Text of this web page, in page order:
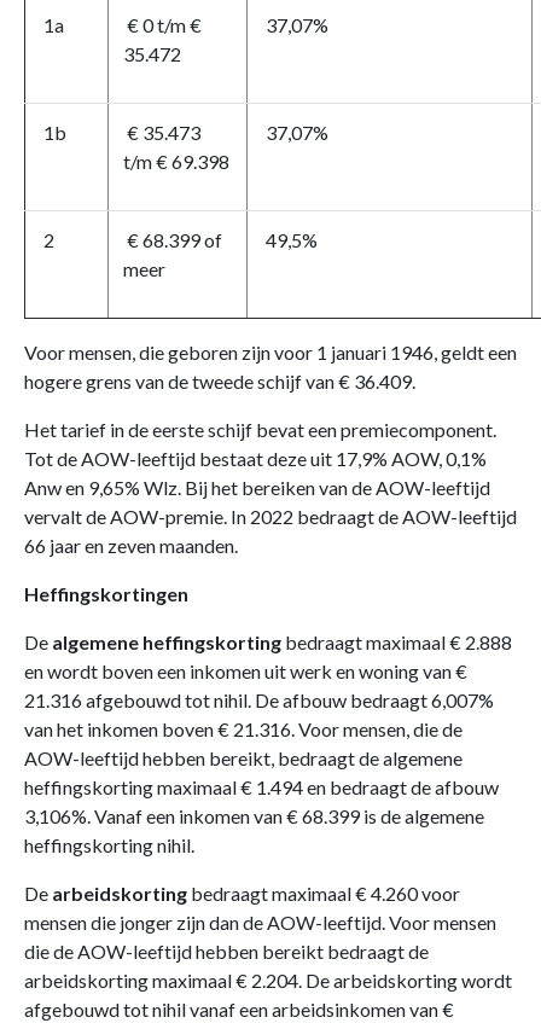
1a
€ 0 t/m €
35.472
37,07%
1b
€ 35.473
t/m € 69.398
37,07%
2
€ 68.399 of
meer
49,5%
Voor mensen, die geboren zijn voor 1 januari 1946, geldt een
hogere grens van de tweede schijf van € 36.409.
Het tarief in de eerste schijf bevat een premiecomponent.
Tot de AOW-leeftijd bestaat deze uit 17,9% AOW, 0,1%
Anw en 9,65% Wlz. Bij het bereiken van de AOW-leeftijd
vervalt de AOW-premie. In 2022 bedraagt de AOW-leeftijd
66 jaar en zeven maanden.
Heffingskortingen
De algemene heffingskorting bedraagt maximaal € 2.888
en wordt boven een inkomen uit werk en woning van €
21.316 afgebouwd tot nihil. De afbouw bedraagt 6,007%
van het inkomen boven € 21.316. Voor mensen, die de
AOW-leeftijd hebben bereikt, bedraagt de algemene
heffingskorting maximaal € 1.494 en bedraagt de afbouw
3,106%. Vanaf een inkomen van € 68.399 is de algemene
heffingskorting nihil.
De arbeidskorting bedraagt maximaal € 4.260 voor
mensen die jonger zijn dan de AOW-leeftijd. Voor mensen
die de AOW-leeftijd hebben bereikt bedraagt de
arbeidskorting maximaal € 2.204. De arbeidskorting wordt
afgebouwd tot nihil vanaf een arbeidsinkomen van €